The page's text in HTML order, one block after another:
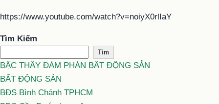
https://www.youtube.com/watch?v=noiyX0rlIaY
Tìm Kiếm
Tìm
BẬC THẦY ĐÀM PHÁN BẤT ĐỘNG SẢN
BẤT ĐỘNG SẢN
BĐS Bình Chánh TPHCM